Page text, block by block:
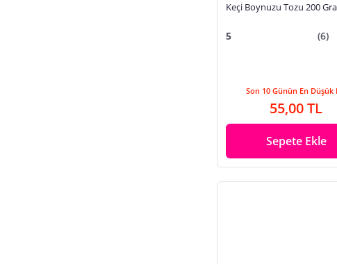
Keçi Boynuzu Tozu 200
5 (6)
Son 10 Günün En Düşük
55,00 TL
Sepete Ekle